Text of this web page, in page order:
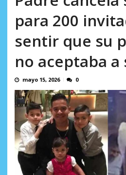
para 200
sentir que su
no aceptaba a
mayo 15, 2026 0